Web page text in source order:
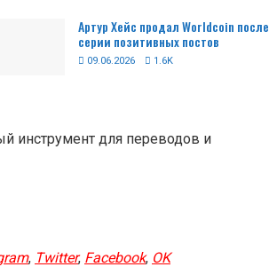
Артур Хейс продал Worldcoin после
серии позитивных постов
09.06.2026 1.6K
инструмент для переводов и
, Twitter, Facebook, OK